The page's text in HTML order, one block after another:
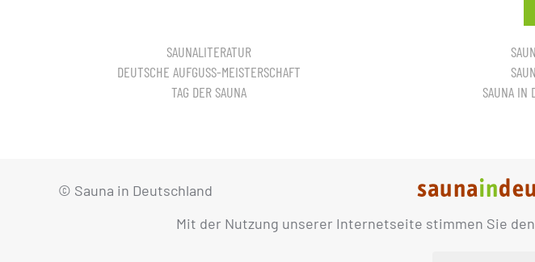
Mit der Nutzung unserer Internetseite stimmen Sie
SAUNALITERATUR
DEUTSCHE AUFGUSS-MEISTERSCHAFT
TAG DER SAUNA
SAUNA IN
© Sauna in Deutschland